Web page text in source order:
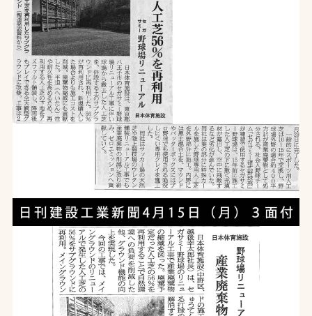
プライバシーポリシー
ソーシャルメディアポリシー
Instagram
FacebookYouTube
文字の見えづらさや操作にお困りの方へ